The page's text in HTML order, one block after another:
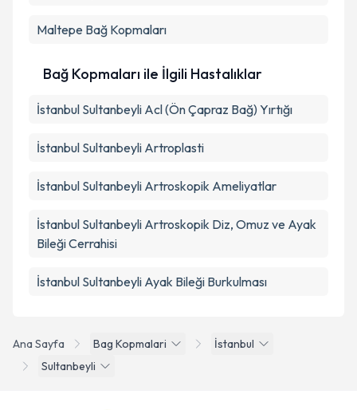
Ana Sayfa Bag Kopmalari
İstanbul
Sultanbeyli
Maltepe Bağ Kopmaları
Bağ Kopmaları ile İlgili Hastalıklar
İstanbul Sultanbeyli Acl (Ön Çapraz Bağ) Yırtığı
İstanbul Sultanbeyli Artroplasti
İstanbul Sultanbeyli Artroskopik Ameliyatlar
İstanbul Sultanbeyli Artroskopik Diz, Omuz ve Ayak
Bileği Cerrahisi
İstanbul Sultanbeyli Ayak Bileği Burkulması